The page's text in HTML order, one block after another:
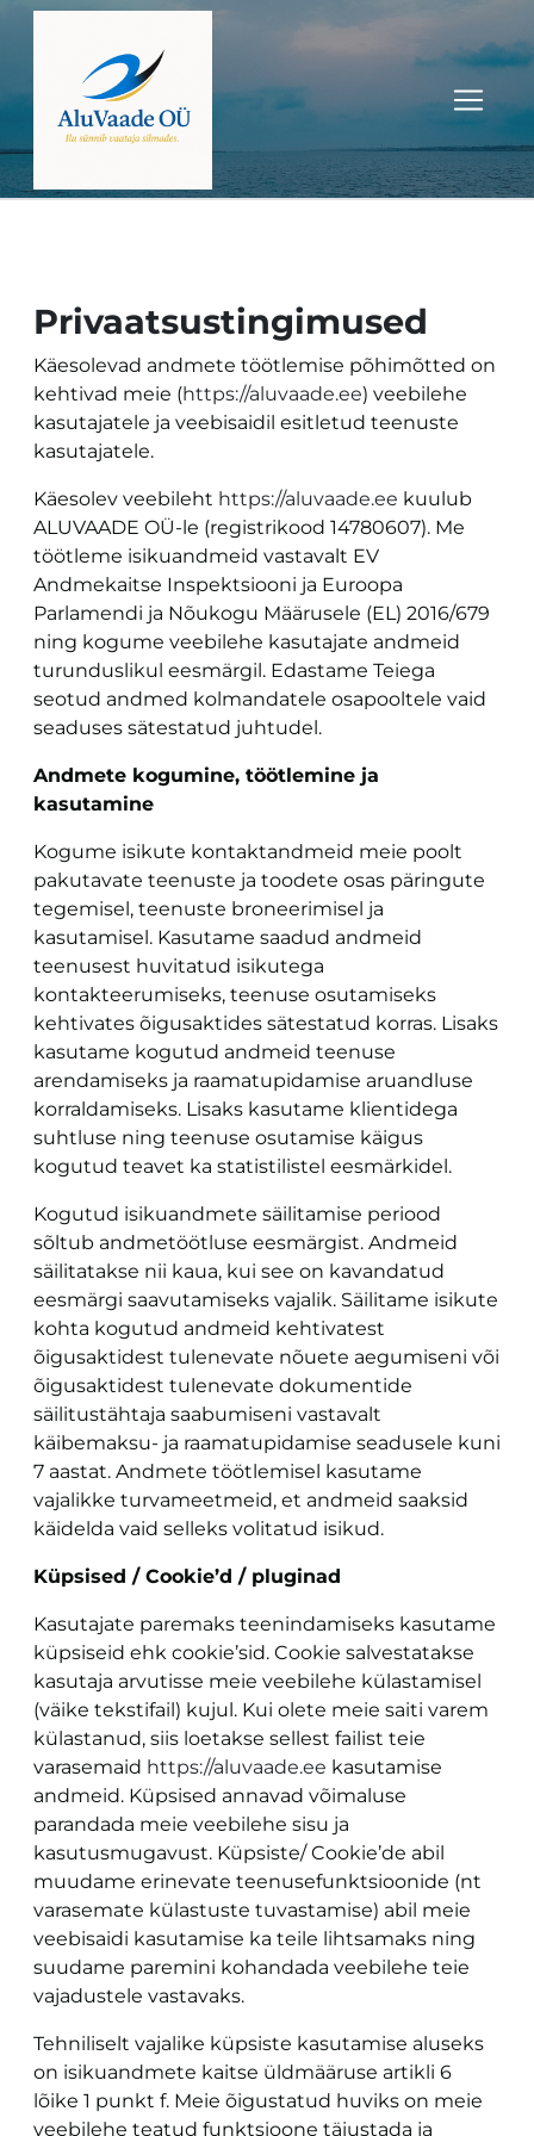
Privaatsustingimused
Käesolevad andmete töötlemise põhimõtted on
kehtivad meie (https://aluvaade.ee) veebilehe
kasutajatele ja veebisaidil esitletud teenuste
kasutajatele.
Käesolev veebileht https://aluvaade.ee kuulub
ALUVAADE OÜ-le (registrikood 14780607). Me
töötleme isikuandmeid vastavalt EV
Andmekaitse Inspektsiooni ja Euroopa
Parlamendi ja Nõukogu Määrusele (EL) 2016/679
ning kogume veebilehe kasutajate andmeid
turunduslikul eesmärgil. Edastame Teiega
seotud andmed kolmandatele osapooltele vaid
seaduses sätestatud juhtudel.
Andmete kogumine, töötlemine ja
kasutamine
Kogume isikute kontaktandmeid meie poolt
pakutavate teenuste ja toodete osas päringute
tegemisel, teenuste broneerimisel ja
kasutamisel. Kasutame saadud andmeid
teenusest huvitatud isikutega
kontakteerumiseks, teenuse osutamiseks
kehtivates õigusaktides sätestatud korras. Lisaks
kasutame kogutud andmeid teenuse
arendamiseks ja raamatupidamise aruandluse
korraldamiseks. Lisaks kasutame klientidega
suhtluse ning teenuse osutamise käigus
kogutud teavet ka statistilistel eesmärkidel.
Kogutud isikuandmete säilitamise periood
sõltub andmetöötluse eesmärgist. Andmeid
säilitatakse nii kaua, kui see on kavandatud
eesmärgi saavutamiseks vajalik. Säilitame isikute
kohta kogutud andmeid kehtivatest
õigusaktidest tulenevate nõuete aegumiseni või
õigusaktidest tulenevate dokumentide
säilitustähtaja saabumiseni vastavalt
käibemaksu- ja raamatupidamise seadusele kuni
7 aastat. Andmete töötlemisel kasutame
vajalikke turvameetmeid, et andmeid saaksid
käidelda vaid selleks volitatud isikud.
Küpsised / Cookie’d / pluginad
Kasutajate paremaks teenindamiseks kasutame
küpsiseid ehk cookie’sid. Cookie salvestatakse
kasutaja arvutisse meie veebilehe külastamisel
(väike tekstifail) kujul. Kui olete meie saiti varem
külastanud, siis loetakse sellest failist teie
varasemaid https://aluvaade.ee kasutamise
andmeid. Küpsised annavad võimaluse
parandada meie veebilehe sisu ja
kasutusmugavust. Küpsiste/ Cookie’de abil
muudame erinevate teenusefunktsioonide (nt
varasemate külastuste tuvastamise) abil meie
veebisaidi kasutamise ka teile lihtsamaks ning
suudame paremini kohandada veebilehe teie
vajadustele vastavaks.
Tehniliselt vajalike küpsiste kasutamise aluseks
on isikuandmete kaitse üldmääruse artikli 6
lõike 1 punkt f. Meie õigustatud huviks on meie
veebilehe teatud funktsioone täiustada ja